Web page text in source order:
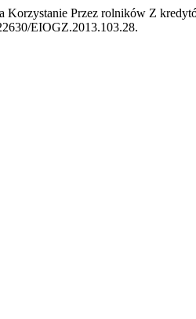
Korzystanie Przez rolników Z
EIOGZ.2013.103.28.